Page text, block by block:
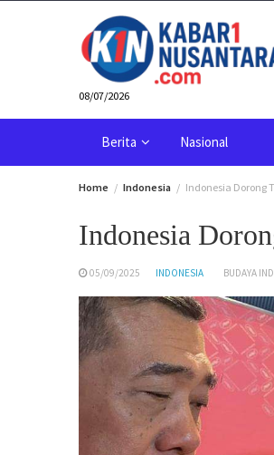
08/07/2026
Berita Nasional
Home Indonesia Indonesia Dorong
Indonesia
05/09/2025 INDONESIA BUDAYA